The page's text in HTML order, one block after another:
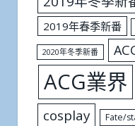
2019年春季新番
2020年冬季新番
ACG業界
cosplay Fate/